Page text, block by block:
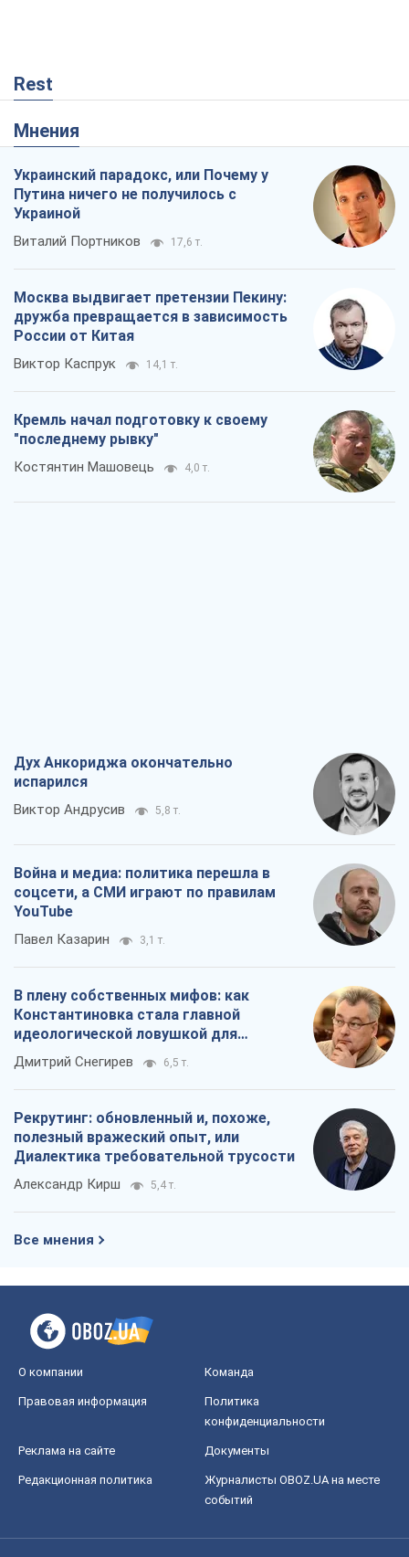
Rest
Мнения
Украинский парадокс, или Почему у
Путина ничего не получилось с
Украиной
Виталий Портников 17,6 т.
Москва выдвигает претензии Пекину:
дружба превращается в зависимость
России от Китая
Виктор Каспрук 14,1 т.
Кремль начал подготовку к своему
"последнему рывку"
Костянтин Машовець 4,0 т.
Дух Анкориджа окончательно
испарился
Виктор Андрусив 5,8 т.
Война и медиа: политика перешла в
соцсети, а СМИ играют по правилам
YouTube
Павел Казарин 3,1 т.
В плену собственных мифов: как
Константиновка стала главной
идеологической ловушкой для
российских оккупантов
Дмитрий Снегирев 6,5 т.
Рекрутинг: обновленный и, похоже,
полезный вражеский опыт, или
Диалектика требовательной трусости
Александр Кирш 5,4 т.
Все мнения
О компании Команда
Правовая информация
Политика
конфиденциальности
Реклама на сайте Документы
Редакционная политика
Журналисты OBOZ.UA на месте
событий